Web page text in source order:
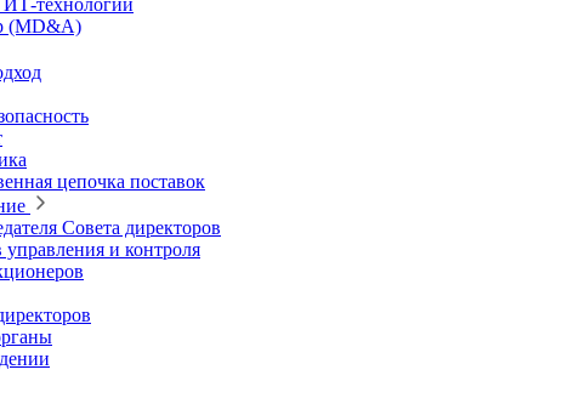
(MD&A)
цепочка поставок
Совета директоров
управления и контроля